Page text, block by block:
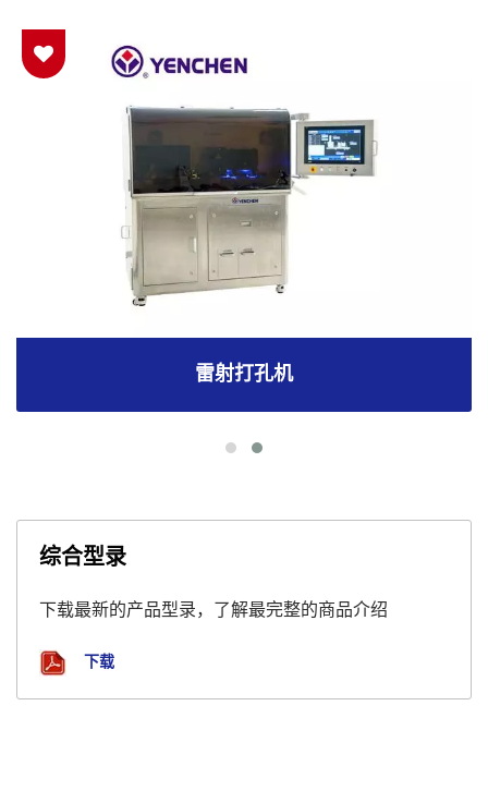
雷射打孔机
综合型录
下载最新的产品型录，了解最完整的商品介绍
下载